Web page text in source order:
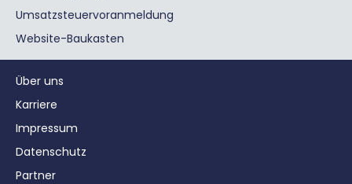
Umsatzsteuervoranmeldung
Website-Baukasten
Über uns
Karriere
Impressum
Datenschutz
Partner